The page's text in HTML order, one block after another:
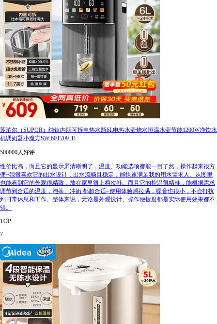
苏泊尔（SUPOR）纯钛内胆可拆电热水瓶6L电热水壶烧水恒温水壶节能1200W净饮水
机调奶器小魔方SW-60T709-Ti
500000人好评
性价比高，而且它的显示屏清晰明了，温度、功能选项都能一目了然，操作起来很方
便~我很喜欢它的出水设计，出水流畅且稳定，能快速满足我的用水需求人。从图里
也能看到它的外观很精致，放在家里很上档次补。而且它的控温很精准，能根据需求
调节到合适的温度，泡茶、冲奶 都超合适~使用体验感拉满，噪音也很小，不会打扰
到日常休息和工作。整体来说，无论是外观设计、操作便捷度都是实际使用效果都不
错。
TOP
7